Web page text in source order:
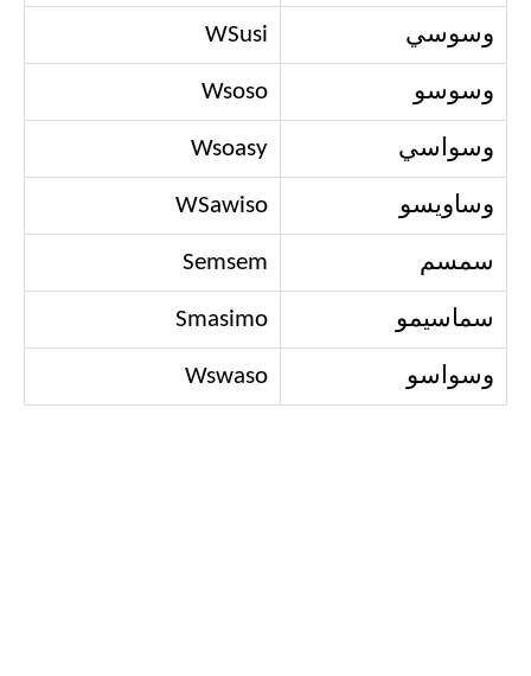
وسوسي WSusi
وسوسو Wsoso
وسواسي Wsoasy
وساويسو WSawiso
سمسم Semsem
سماسيمو Smasimo
وسواسو Wswaso